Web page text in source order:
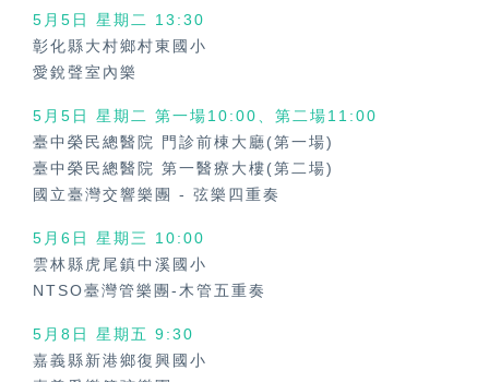
5月5日 星期二 13:30
彰化縣大村鄉村東國小
愛銳聲室內樂
5月5日 星期二 第一場10:00、第二場11:00
臺中榮民總醫院 門診前棟大廳(第一場)
臺中榮民總醫院 第一醫療大樓(第二場)
國立臺灣交響樂團 - 弦樂四重奏
5月6日 星期三 10:00
雲林縣虎尾鎮中溪國小
NTSO臺灣管樂團-木管五重奏
5月8日 星期五 9:30
嘉義縣新港鄉復興國小